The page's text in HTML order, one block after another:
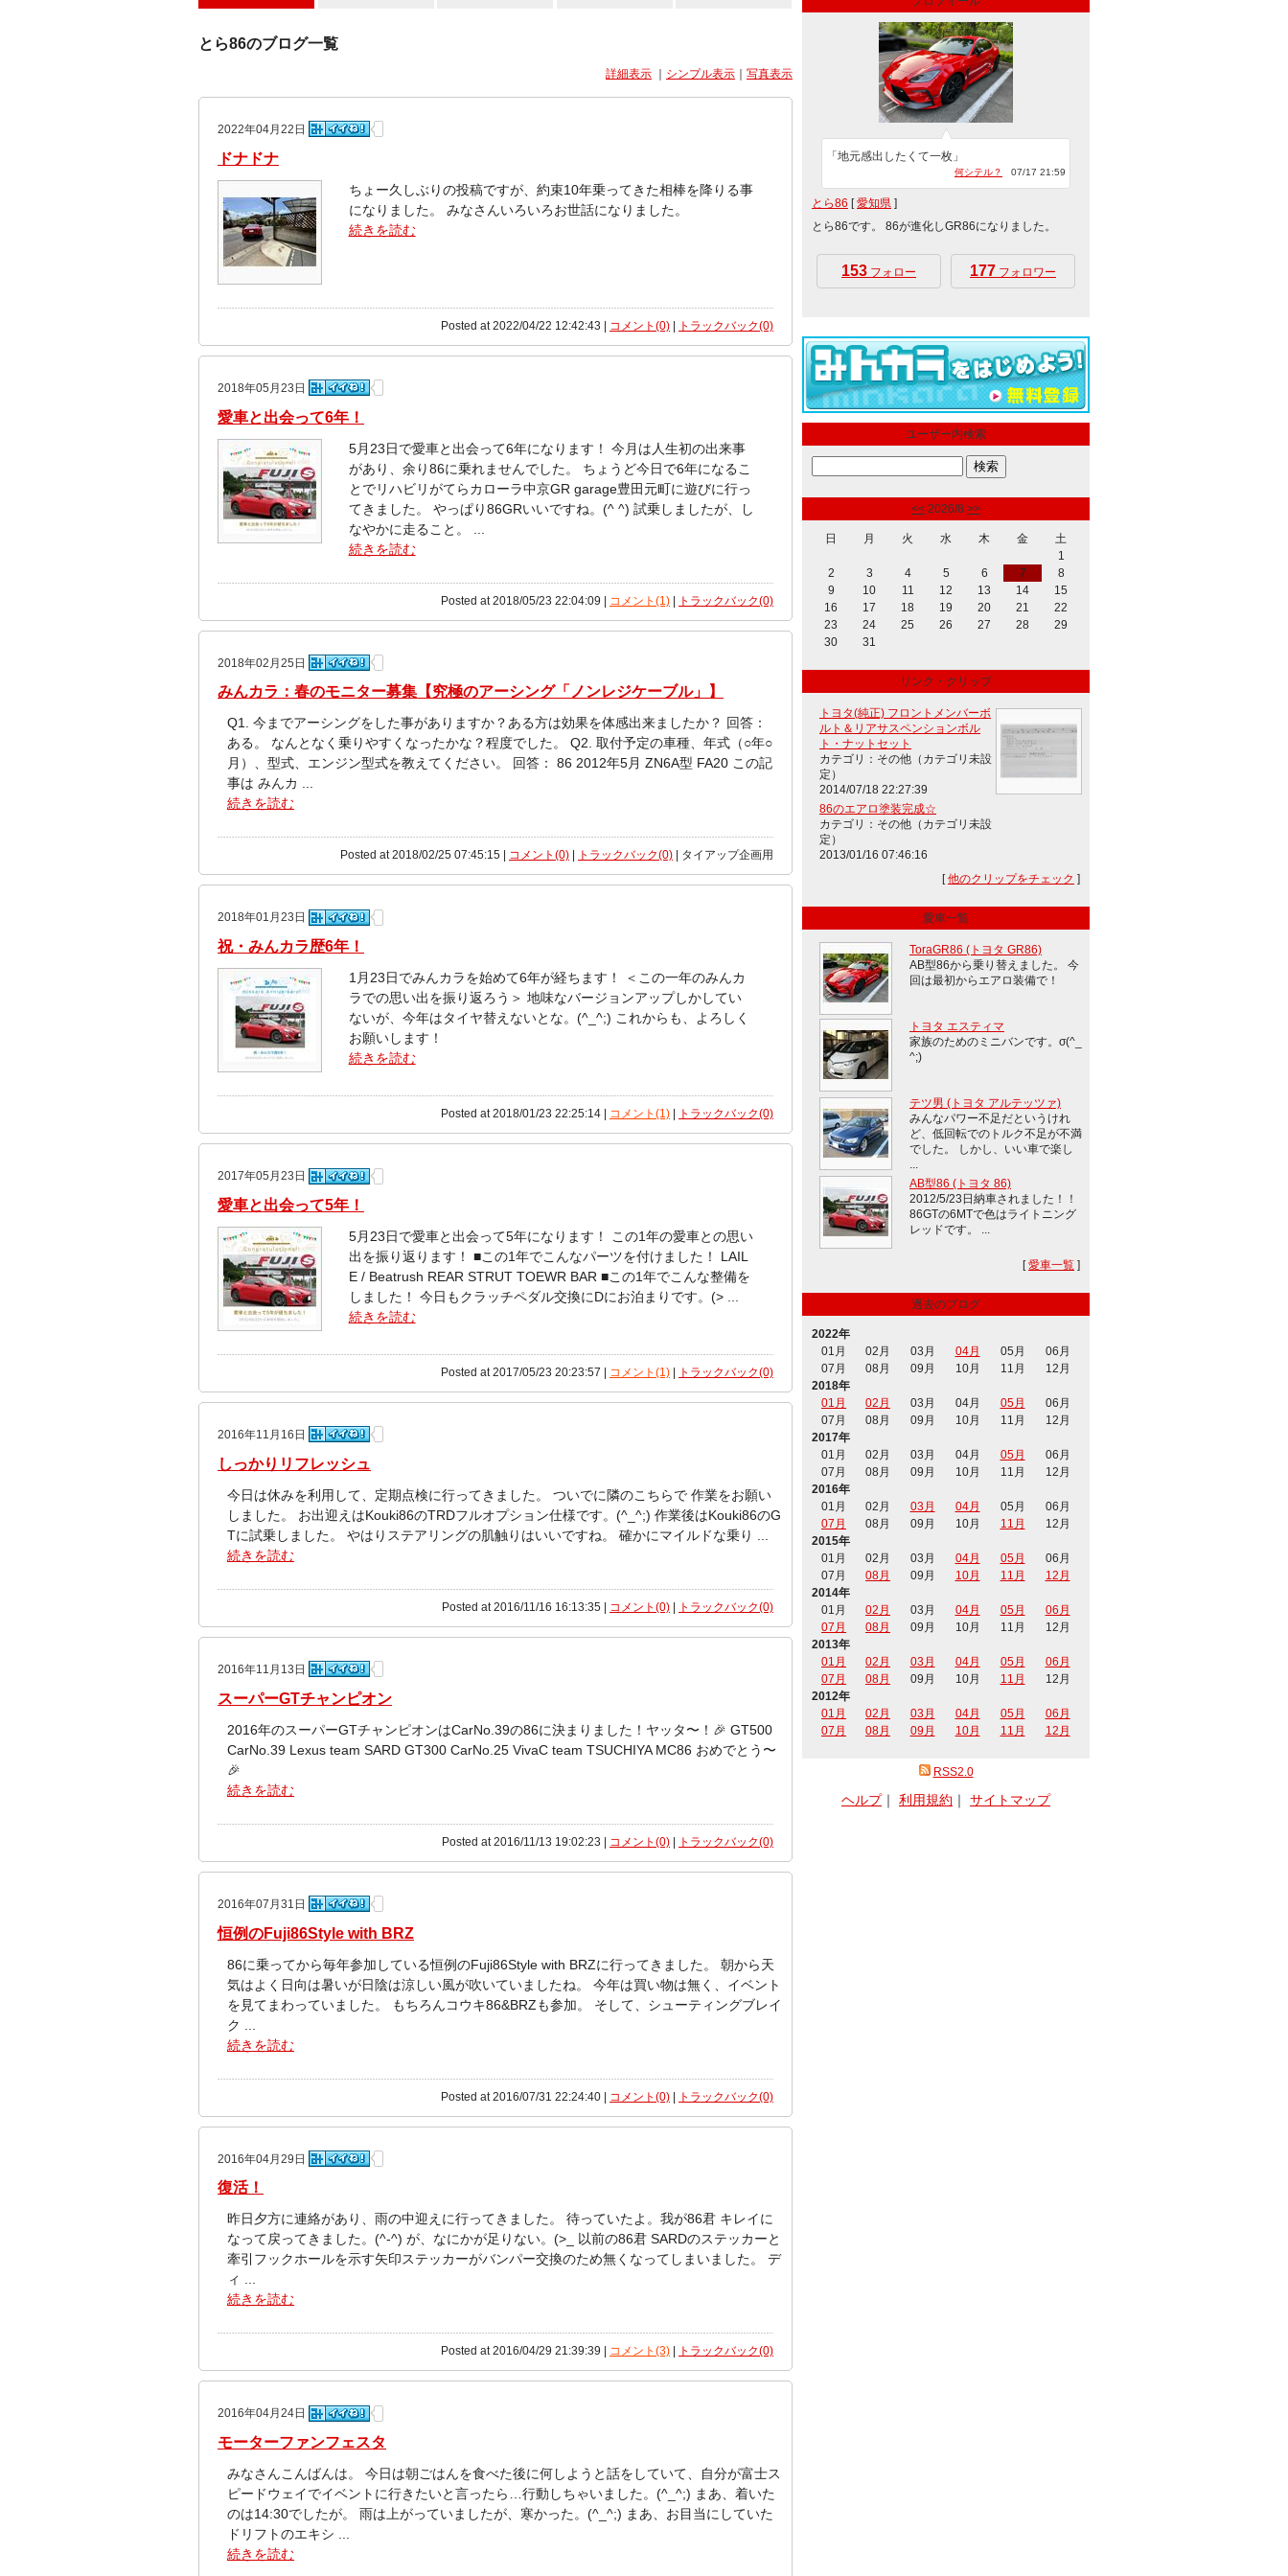
とら86のブログ一覧
詳細表示 シンプル表示 写真表示
2022年04月22日
ドナドナ
ちょー久しぶりの投稿ですが、約束10年乗ってきた相棒を降りる事
になりました。 みなさんいろいろお世話になりました。
続きを読む
Posted at 2022/04/22 12:42:43 | コメント(0) | トラックバック(0)
2018年05月23日
愛車と出会って6年！
5月23日で愛車と出会って6年になります！ 今月は人生初の出来事
があり、余り86に乗れませんでした。 ちょうど今日で6年になるこ
とでリハビリがてらカローラ中京GR garage豊田元町に遊びに行っ
てきました。 やっぱり86GRいいですね。(^ ^) 試乗しましたが、し
なやかに走ること。 ...
続きを読む
Posted at 2018/05/23 22:04:09 | コメント(1) | トラックバック(0)
2018年02月25日
みんカラ：春のモニター募集【究極のアーシング「ノンレジケーブル」】
Q1. 今までアーシングをした事がありますか？ある方は効果を体感出来ましたか？ 回答：
ある。 なんとなく乗りやすくなったかな？程度でした。 Q2. 取付予定の車種、年式（○年○
月）、型式、エンジン型式を教えてください。 回答： 86 2012年5月 ZN6A型 FA20 この記
事は みんカ ...
続きを読む
Posted at 2018/02/25 07:45:15 | コメント(0) トラックバック(0) | タイアップ企画用
2018年01月23日
祝・みんカラ歴6年！
1月23日でみんカラを始めて6年が経ちます！ ＜この一年のみんカ
ラでの思い出を振り返ろう＞ 地味なバージョンアップしかしてい
ないが、今年はタイヤ替えないとな。(^_^;) これからも、よろしく
お願いします！
続きを読む
Posted at 2018/01/23 22:25:14 | コメント(1) トラックバック(0)
2017年05月23日
愛車と出会って5年！
5月23日で愛車と出会って5年になります！ この1年の愛車との思い
出を振り返ります！ ■この1年でこんなパーツを付けました！ LAIL
E / Beatrush REAR STRUT TOEWR BAR ■この1年でこんな整備を
しました！ 今日もクラッチペダル交換にDにお泊まりです。(> ...
続きを読む
Posted at 2017/05/23 20:23:57 | コメント(1) トラックバック(0)
2016年11月16日
しっかりリフレッシュ
今日は休みを利用して、定期点検に行ってきました。 ついでに隣のこちらで 作業をお願い
しました。 お出迎えはKouki86のTRDフルオプション仕様です。(^_^;) 作業後はKouki86のG
Tに試乗しました。 やはりステアリングの肌触りはいいですね。 確かにマイルドな乗り ...
続きを読む
Posted at 2016/11/16 16:13:35 | コメント(0) トラックバック(0)
2016年11月13日
スーパーGTチャンピオン
2016年のスーパーGTチャンピオンはCarNo.39の86に決まりました！ヤッタ〜！🎉 GT500
CarNo.39 Lexus team SARD GT300 CarNo.25 VivaC team TSUCHIYA MC86 おめでとう〜
🎉
続きを読む
Posted at 2016/11/13 19:02:23 | コメント(0) | トラックバック(0)
2016年07月31日
恒例のFuji86Style with BRZ
86に乗ってから毎年参加している恒例のFuji86Style with BRZに行ってきました。 朝から天
気はよく日向は暑いが日陰は涼しい風が吹いていましたね。 今年は買い物は無く、イベント
を見てまわっていました。 もちろんコウキ86&BRZも参加。 そして、シューティングブレイ
ク ...
続きを読む
Posted at 2016/07/31 22:24:40 | コメント(0) | トラックバック(0)
2016年04月29日
復活！
昨日夕方に連絡があり、雨の中迎えに行ってきました。 待っていたよ。我が86君 キレイに
なって戻ってきました。(^-^) が、なにかが足りない。(>_ 以前の86君 SARDのステッカーと
牽引フックホールを示す矢印ステッカーがバンパー交換のため無くなってしまいました。 デ
ィ ...
続きを読む
Posted at 2016/04/29 21:39:39 | コメント(3) トラックバック(0)
2016年04月24日
モーターファンフェスタ
みなさんこんばんは。 今日は朝ごはんを食べた後に何しようと話をしていて、自分が富士ス
ピードウェイでイベントに行きたいと言ったら…行動しちゃいました。(^_^;) まあ、着いた
のは14:30でしたが。 雨は上がっていましたが、寒かった。(^_^;) まあ、お目当にしていた
ドリフトのエキシ ...
続きを読む
「地元感出したくて一枚」
何シテル？ 07/17 21:59
とら86 [愛知県 ]
とら86です。 86が進化しGR86になりました。
153 フォロー 177 フォロワー
ユーザー内検索
<< 2026/8 >>
日 月 火 水 木 金
土
1
2
3 4 5 6 7
8
9
10 11 12 13 14
15
16
17 18 19 20 21
22
23
24 25 26 27 28
29
30
31
リンク・クリップ
トヨタ(純正) フロントメンバーボ
ルト＆リアサスペンションボル
ト・ナットセット
カテゴリ：その他（カテゴリ未設
定）
2014/07/18 22:27:39
86のエアロ塗装完成☆
カテゴリ：その他（カテゴリ未設
定）
2013/01/16 07:46:16
[他のクリップをチェック ]
愛車一覧
ToraGR86 (トヨタ GR86)
AB型86から乗り替えました。 今
回は最初からエアロ装備で！
トヨタ エスティマ
家族のためのミニバンです。σ(^_
^;)
テツ男 (トヨタ アルテッツァ)
みんなパワー不足だというけれ
ど、低回転でのトルク不足が不満
でした。 しかし、いい車で楽し
...
AB型86 (トヨタ 86)
2012/5/23日納車されました！！
86GTの6MTで色はライトニング
レッドです。 ...
[愛車一覧 ]
過去のブログ
2022年
01月
02月 03月 04月 05月
06月
07月
08月 09月 10月 11月
12月
2018年
01月
02月 03月 04月 05月
06月
07月
08月 09月 10月 11月
12月
2017年
01月
02月 03月 04月 05月
06月
07月
08月 09月 10月 11月
12月
2016年
01月
02月 03月 04月 05月
06月
07月
08月 09月 10月 11月
12月
2015年
01月
02月 03月 04月 05月
06月
07月
08月 09月 10月 11月
12月
2014年
01月
02月 03月 04月 05月
06月
07月
08月 09月 10月 11月
12月
2013年
01月
02月 03月 04月 05月
06月
07月
08月 09月 10月 11月
12月
2012年
01月
02月 03月 04月 05月
06月
07月
08月 09月 10月 11月 12月
RSS2.0
ヘルプ｜ 利用規約 ｜ サイトマップ